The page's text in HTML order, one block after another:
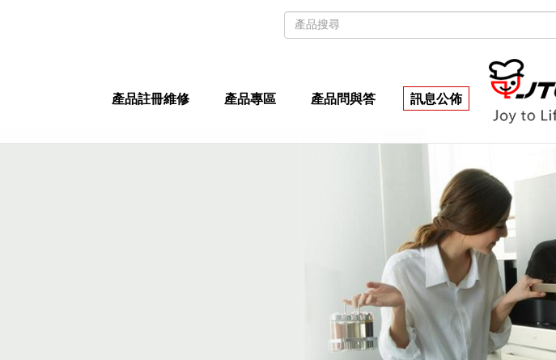
產品註冊維修 產品專區 產品問與答 訊息公佈